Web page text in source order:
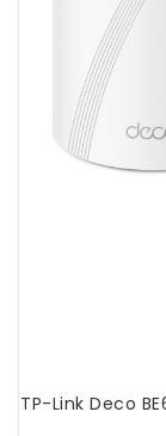
TP-Link Deco